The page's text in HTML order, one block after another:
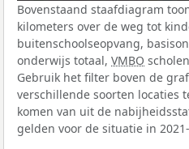
Bovenstaand staafdiagram
kilometers over de weg tot
buitenschoolseopvang,
onderwijs totaal, VMBO
Gebruik het filter boven de
verschillende soorten locaties
komen van uit de
gelden voor de situatie in